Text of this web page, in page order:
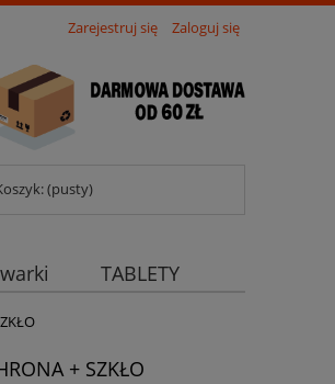
Zarejestruj się Zaloguj się
(pusty)
TABLETY
+ SZKŁO